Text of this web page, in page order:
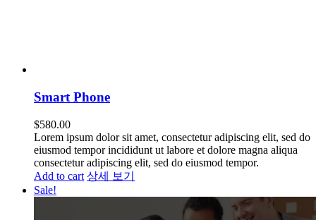
Smart Phone
$580.00
Lorem ipsum dolor sit amet, consectetur adipiscing elit, sed do
eiusmod tempor incididunt ut labore et dolore magna aliqua
consectetur adipiscing elit, sed do eiusmod tempor.
Add to cart 상세 보기
Sale!